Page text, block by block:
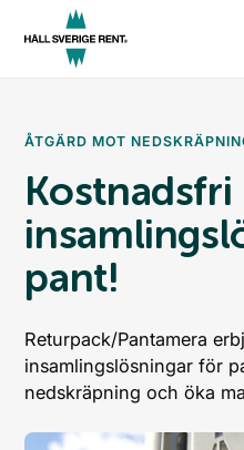
Till startsidan
Skola och förskola
Kommun
Företag
Kommunindex
Medlemskap
ÅTGÄRD MOT
Kostnadsfri
pant!
Returpack/Pantamera
insamlingslösningar för
nedskräpning och öka